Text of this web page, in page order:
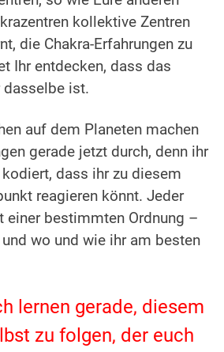
kollektive Zentren
die Chakra-Erfahrungen zu
Ihr entdecken, dass das
dasselbe ist.
auf dem Planeten machen
gerade jetzt durch, denn ihr
dass ihr zu diesem
reagieren könnt. Jeder
einer bestimmten Ordnung –
wo und wie ihr am besten
lernen gerade, diesem
zu folgen, der euch